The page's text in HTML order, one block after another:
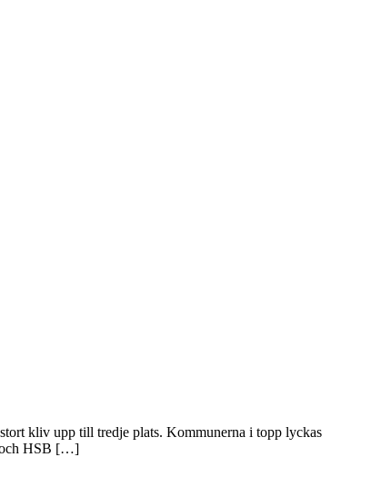
kliv upp till tredje plats. Kommunerna i topp lyckas
och HSB […]